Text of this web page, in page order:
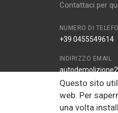
Contattaci per
NUMERO DI
+39 0455549614
INDIRIZZO EMAIL
FAX
Questo sito
web. Per
una volta